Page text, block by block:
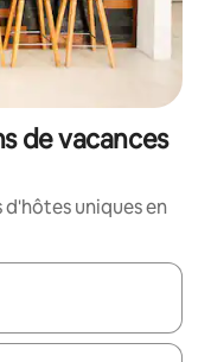
de vacances
uniques en
les flèches vers le